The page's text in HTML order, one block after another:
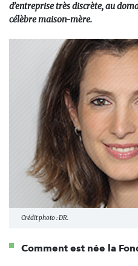
d’entreprise très discrète, au
célèbre maison-mère.
Crédit photo : DR.
Comment est née la